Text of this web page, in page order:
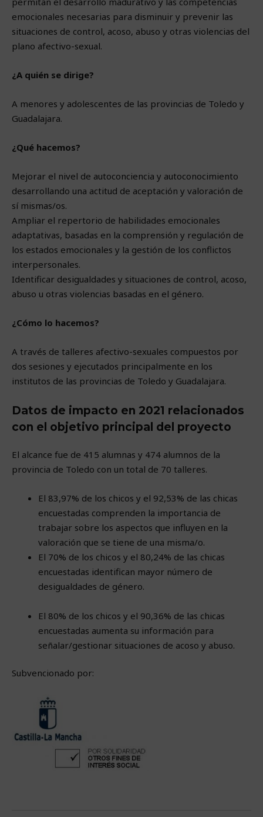
emocionales necesarias para disminuir y prevenir las
situaciones de control, acoso, abuso y otras violencias del
plano afectivo-sexual.
¿A quién se dirige?
A menores y adolescentes de las provincias de Toledo y
Guadalajara.
¿Qué hacemos?
Mejorar el nivel de autoconciencia y autoconocimiento
desarrollando una actitud de aceptación y valoración de
sí mismas/os.
Ampliar el repertorio de habilidades emocionales
adaptativas, basadas en la comprensión y regulación de
los estados emocionales y la gestión de los conflictos
interpersonales.
Identificar desigualdades y situaciones de control, acoso,
abuso u otras violencias basadas en el género.
¿Cómo lo hacemos?
A través de talleres afectivo-sexuales compuestos por
dos sesiones y ejecutados principalmente en los
institutos de las provincias de Toledo y Guadalajara.
Datos de impacto en 2021 relacionados
con el objetivo principal del proyecto
El alcance fue de 415 alumnas y 474 alumnos de la
provincia de Toledo con un total de 70 talleres.
El 83,97% de los chicos y el 92,53% de las chicas
encuestadas comprenden la importancia de
trabajar sobre los aspectos que influyen en la
valoración que se tiene de una misma/o.
El 70% de los chicos y el 80,24% de las chicas
encuestadas identifican mayor número de
desigualdades de género.
El 80% de los chicos y el 90,36% de las chicas
encuestadas aumenta su información para
señalar/gestionar situaciones de acoso y abuso.
Subvencionado por: